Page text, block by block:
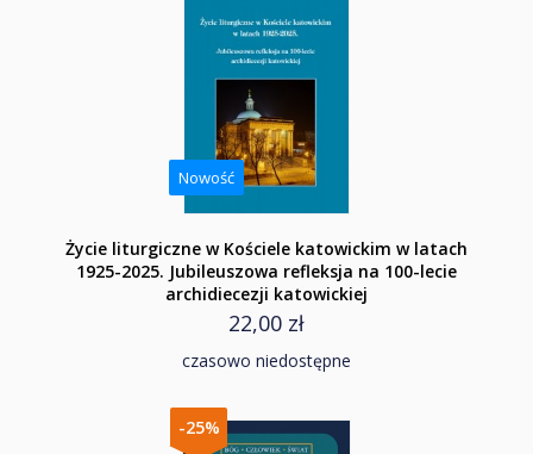
Nowość
Życie liturgiczne w Kościele katowickim w latach
1925-2025. Jubileuszowa refleksja na 100-lecie
archidiecezji katowickiej
22,00 zł
czasowo niedostępne
-25%